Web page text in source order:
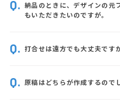
納品のときに、デザインの元
もいただきたいのですが。
打合せは遠方でも大丈夫です
原稿はどちらが作成するので